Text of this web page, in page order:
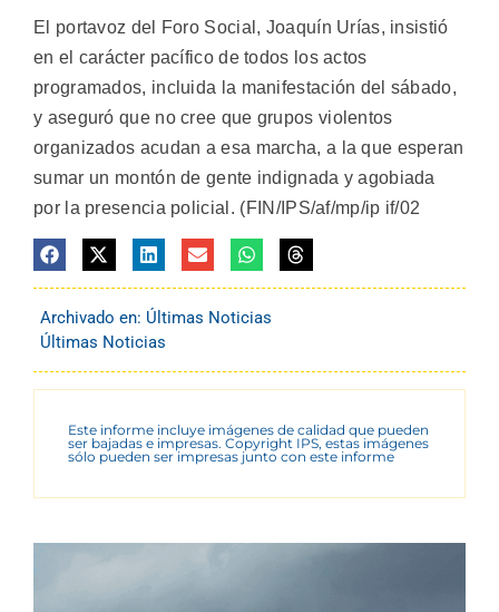
El portavoz del Foro Social, Joaquín Urías, insistió
en el carácter pacífico de todos los actos
programados, incluida la manifestación del sábado,
y aseguró que no cree que grupos violentos
organizados acudan a esa marcha, a la que esperan
sumar un montón de gente indignada y agobiada
por la presencia policial. (FIN/IPS/af/mp/ip if/02
Archivado en: Últimas Noticias
Últimas Noticias
Este informe incluye imágenes de calidad que pueden
ser bajadas e impresas. Copyright IPS, estas imágenes
sólo pueden ser impresas junto con este informe